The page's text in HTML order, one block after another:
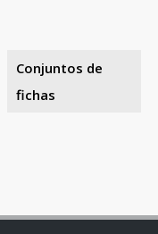
Conjuntos de
fichas